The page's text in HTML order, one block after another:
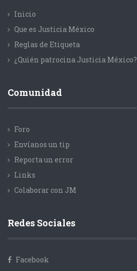
Inicio
Que es Justicia México
Reglas de Etiqueta
¿Quién patrocina Justicia México?
Comunidad
Foro
Envíanos un tip
Reporta un error
Links
Colaborar con JM
Redes Sociales
Facebook